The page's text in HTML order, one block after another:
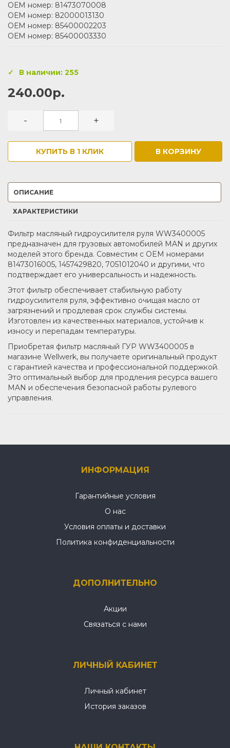
ОЕМ номер: 81473070008
ОЕМ номер: 82000013130
ОЕМ номер: 85400002203
ОЕМ номер: 85400003330
В наличии: 255
240.00р.
- +
КУПИТЬ В 1 КЛИК В КОРЗИНУ
ОПИСАНИЕ
ХАРАКТЕРИСТИКИ
Фильтр масляный гидроусилителя руля WW3400005
предназначен для грузовых автомобилей MAN и других
моделей этого бренда. Совместим с OEM номерами
81473016005, 1457429820, 7051012040 и другими, что
подтверждает его универсальность и надежность.
Этот фильтр обеспечивает стабильную работу
гидроусилителя руля, эффективно очищая масло от
загрязнений и продлевая срок службы системы.
Изготовлен из качественных материалов, устойчив к
износу и перепадам температуры.
Приобретая фильтр масляный ГУР WW3400005 в
магазине Wellwerk, вы получаете оригинальный продукт
с гарантией качества и профессиональной поддержкой.
Это оптимальный выбор для продления ресурса вашего
MAN и обеспечения безопасной работы рулевого
управления.
ИНФОРМАЦИЯ
Гарантийные условия
О нас
Условия оплаты и доставки
Политика конфиденциальности
ДОПОЛНИТЕЛЬНО
Акции
Связаться с нами
ЛИЧНЫЙ КАБИНЕТ
Личный кабинет
История заказов